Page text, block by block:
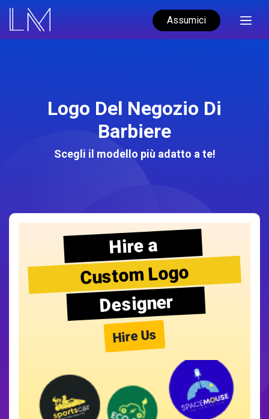
Assumici
Logo Del Negozio Di
Barbiere
Scegli il modello più adatto a te!
Hire a
Custom Logo
Designer
Hire Us